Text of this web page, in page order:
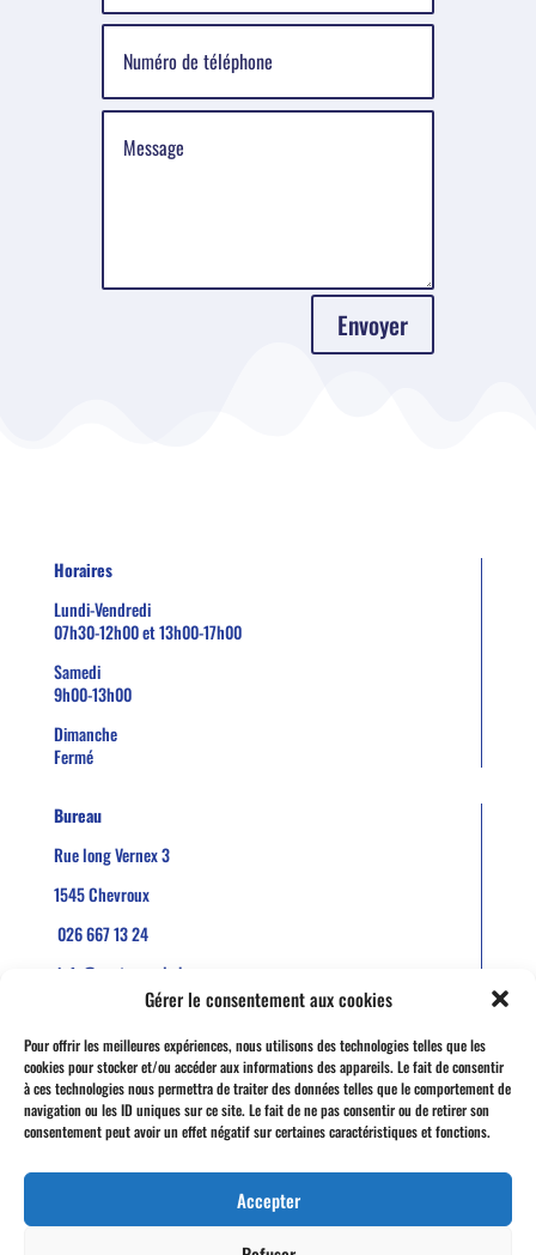
Gérer le consentement aux cookies
Pour offrir les meilleures expériences, nous utilisons des technologies telles que les
cookies pour stocker et/ou accéder aux informations des appareils. Le fait de consentir
à ces technologies nous permettra de traiter des données telles que le comportement de
navigation ou les ID uniques sur ce site. Le fait de ne pas consentir ou de retirer son
consentement peut avoir un effet négatif sur certaines caractéristiques et fonctions.
Accepter
Envoyer
Horaires
Lundi-Vendredi
07h30-12h00 et 13h00-17h00
Samedi
9h00-13h00
Dimanche
Fermé
Bureau
Rue long Vernex 3
1545 Chevroux
026 667 13 24
info@soutonaval.ch